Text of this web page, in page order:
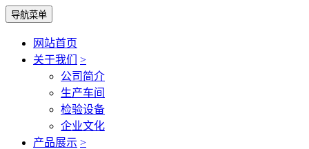
导航菜单
网站首页
关于我们
>
公司简介
生产车间
检验设备
企业文化
产品展示 >